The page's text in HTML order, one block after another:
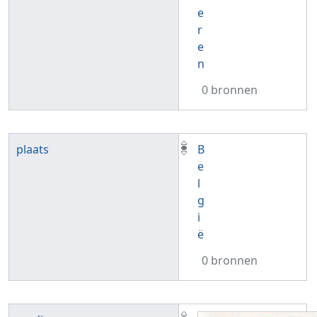
e
r
e
n
0 bronnen
plaats
B
e
l
g
i
ë
0 bronnen